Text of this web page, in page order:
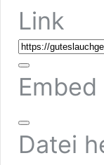
Link
Embed
Datei